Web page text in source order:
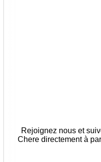
Rejoignez nous et
Chere directement à